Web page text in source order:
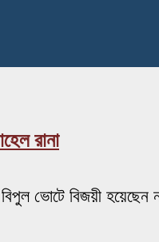
রানা
বিপুল ভোটে বিজয়ী